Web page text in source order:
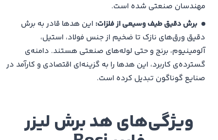
بعدی)، برش با زاویه (Bevel Cutting) و برش لوله‌ای به شمار
می‌آید
هد برش لیزر فایبر BOCI مدل BLT421S با پشتیبانی از توان
لیزر تا ۸ کیلووات و طول موج بین ۱۰۳۰ تا ۱۰۹۰ نانومتر قادر
است عملیات برش را با دقت و کیفیت بالا انجام دهد طراحی
اپتیکی به‌روزرسانی‌شده و سیستم خنک‌کننده پیشرفته آن،
ایجاد اسلگ می‌شود
این مدل باوزن سبکو ابعاد کوچک از نصب سریع، تنظیمات
مهندسان صنعتی شده است.
برش دقیق طیف وسیعی از فلزات: این هدها قادر به برش
دقیق ورق‌های نازک تا ضخیم از جنس فولاد، استیل،
آلومینیوم، برنج و حتی لوله‌های صنعتی هستند. دامنه‌ی
گسترده‌ی کاربرد، این هدها را به گزینه‌ای اقتصادی و کارآمد در
صنایع گوناگون تبدیل کرده است.
ویژگی‌های هد برش لیزر